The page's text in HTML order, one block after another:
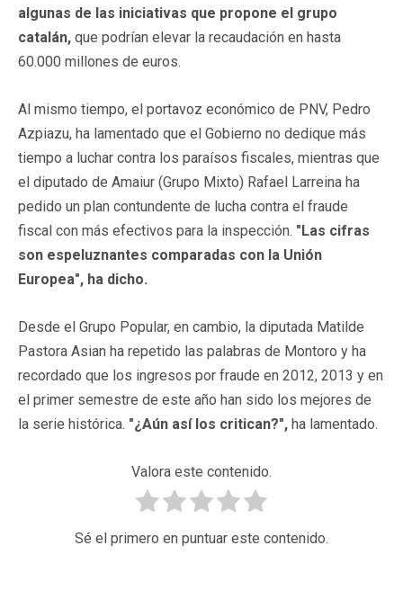
algunas de las iniciativas que propone el grupo
catalán, que podrían elevar la recaudación en hasta
60.000 millones de euros.
Al mismo tiempo, el portavoz económico de PNV, Pedro
Azpiazu, ha lamentado que el Gobierno no dedique más
tiempo a luchar contra los paraísos fiscales, mientras que
el diputado de Amaiur (Grupo Mixto) Rafael Larreina ha
pedido un plan contundente de lucha contra el fraude
fiscal con más efectivos para la inspección. "Las cifras
son espeluznantes comparadas con la Unión
Europea", ha dicho.
Desde el Grupo Popular, en cambio, la diputada Matilde
Pastora Asian ha repetido las palabras de Montoro y ha
recordado que los ingresos por fraude en 2012, 2013 y en
el primer semestre de este año han sido los mejores de
la serie histórica. "¿Aún así los critican?", ha lamentado.
Valora este contenido.
Sé el primero en puntuar este contenido.